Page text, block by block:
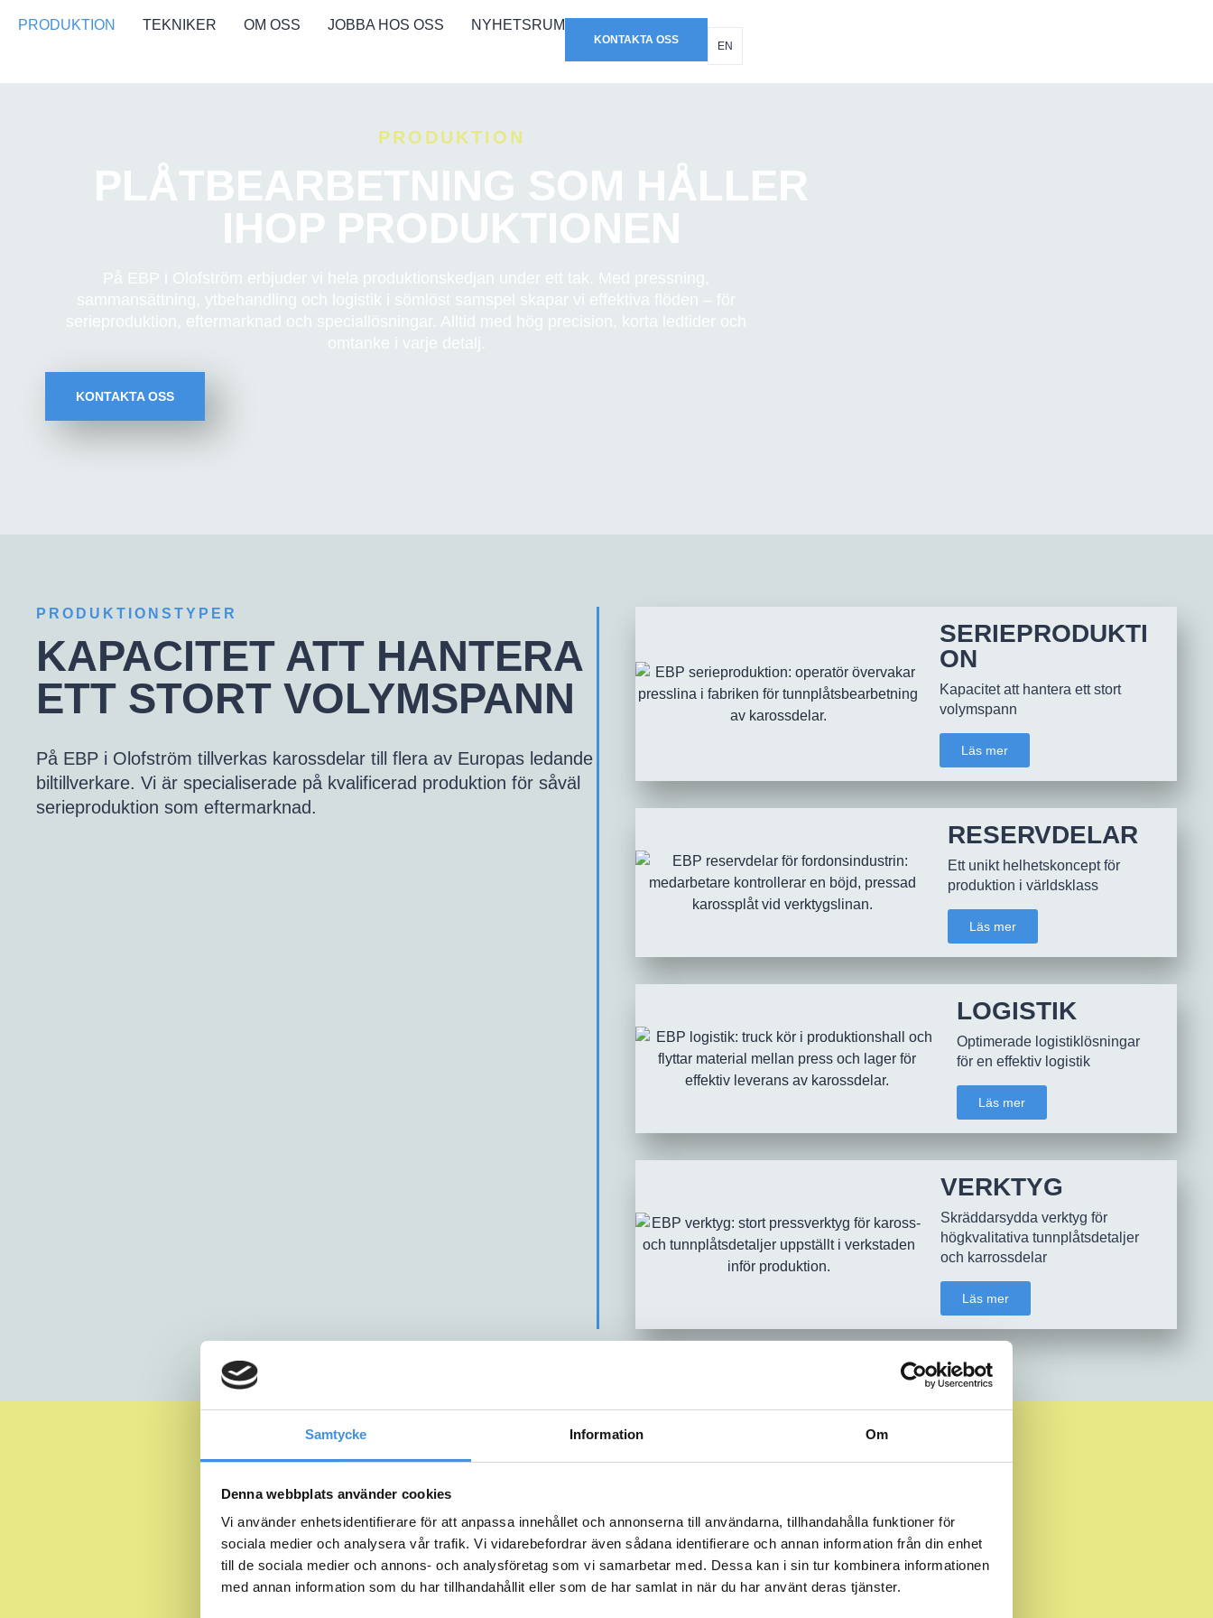
Samtycke Information Om
Denna webbplats använder cookies
Vi använder enhetsidentifierare för att anpassa innehållet och annonserna till användarna, tillhandahålla funktioner för
sociala medier och analysera vår trafik. Vi vidarebefordrar även sådana identifierare och annan information från din enhet
till de sociala medier och annons- och analysföretag som vi samarbetar med. Dessa kan i sin tur kombinera informationen
med annan information som du har tillhandahållit eller som de har samlat in när du har använt deras tjänster.
PRODUKTION TEKNIKER OM OSS JOBBA HOS OSS NYHETSRUM
KONTAKTA OSS EN
PRODUKTION
PLÅTBEARBETNING SOM HÅLLER
IHOP PRODUKTIONEN
På EBP i Olofström erbjuder vi hela produktionskedjan under ett tak. Med pressning,
sammansättning, ytbehandling och logistik i sömlöst samspel skapar vi effektiva flöden – för
serieproduktion, eftermarknad och speciallösningar. Alltid med hög precision, korta ledtider och
omtanke i varje detalj.
KONTAKTA OSS
PRODUKTIONSTYPER
KAPACITET ATT HANTERA
ETT STORT VOLYMSPANN
På EBP i Olofström tillverkas karossdelar till flera av Europas ledande
biltillverkare. Vi är specialiserade på kvalificerad produktion för såväl
serieproduktion som eftermarknad.
SERIEPRODUKTI
ON
Kapacitet att hantera ett stort
volymspann
Läs mer
RESERVDELAR
Ett unikt helhetskoncept för
produktion i världsklass
Läs mer
LOGISTIK
Optimerade logistiklösningar
för en effektiv logistik
Läs mer
VERKTYG
Skräddarsydda verktyg för
högkvalitativa tunnplåtsdetaljer
och karrossdelar
Läs mer
REFERENSER
VÅRA KUNDER